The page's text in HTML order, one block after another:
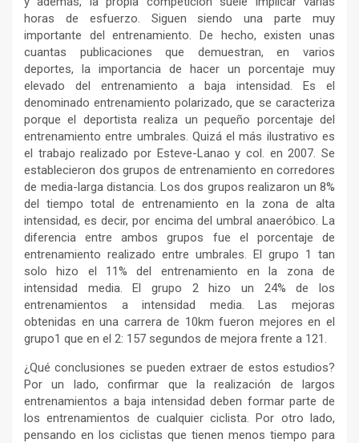
horas de esfuerzo. Siguen siendo una parte muy
importante del entrenamiento. De hecho, existen unas
cuantas publicaciones que demuestran, en varios
deportes, la importancia de hacer un porcentaje muy
elevado del entrenamiento a baja intensidad. Es el
denominado entrenamiento polarizado, que se caracteriza
porque el deportista realiza un pequeño porcentaje del
entrenamiento entre umbrales. Quizá el más ilustrativo es
el trabajo realizado por Esteve-Lanao y col. en 2007. Se
establecieron dos grupos de entrenamiento en corredores
de media-larga distancia. Los dos grupos realizaron un 8%
del tiempo total de entrenamiento en la zona de alta
intensidad, es decir, por encima del umbral anaeróbico. La
diferencia entre ambos grupos fue el porcentaje de
entrenamiento realizado entre umbrales. El grupo 1 tan
solo hizo el 11% del entrenamiento en la zona de
intensidad media. El grupo 2 hizo un 24% de los
entrenamientos a intensidad media. Las mejoras
obtenidas en una carrera de 10km fueron mejores en el
grupo1 que en el 2: 157 segundos de mejora frente a 121.
¿Qué conclusiones se pueden extraer de estos estudios?
Por un lado, confirmar que la realización de largos
entrenamientos a baja intensidad deben formar parte de
los entrenamientos de cualquier ciclista. Por otro lado,
pensando en los ciclistas que tienen menos tiempo para